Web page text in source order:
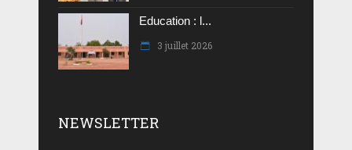
Education : l...
3 juillet 2026
NEWSLETTER